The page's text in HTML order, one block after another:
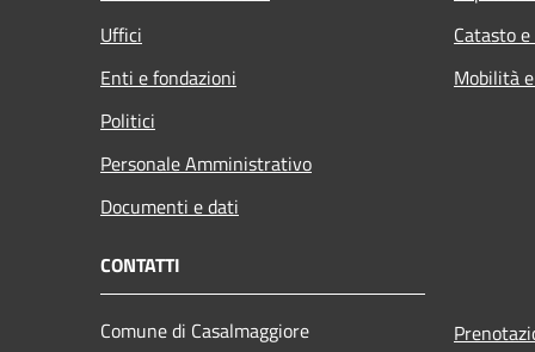
Uffici
Enti e fondazioni
Politici
Personale Amministrativo
Documenti e dati
Catasto
Mobilità
CONTATTI
Comune di Casalmaggiore